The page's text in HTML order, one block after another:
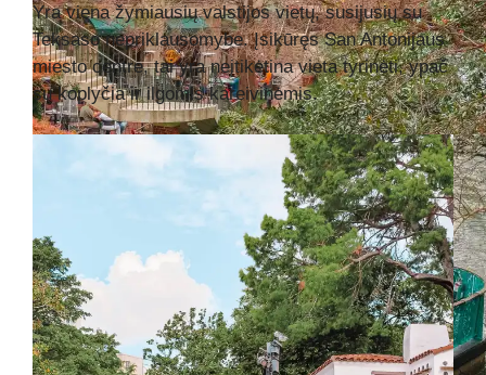
Yra viena žymiausių valstijos vietų, susijusių su
Teksaso nepriklausomybe. Įsikūręs San Antonijaus
miesto centre, tai yra neįtikėtina vieta tyrinėti, ypač
su koplyčia ir ilgomis kareivinėmis.